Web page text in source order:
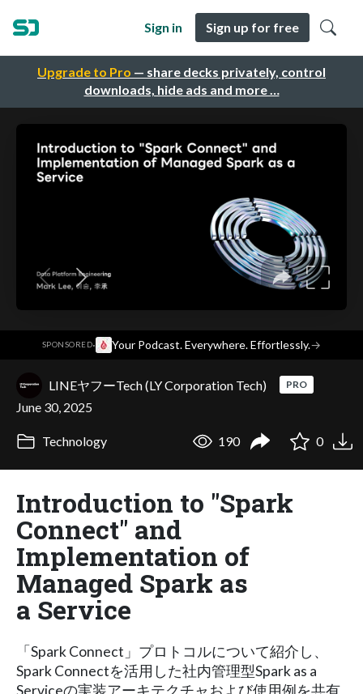
Upgrade to Pro — share decks privately, control
downloads, hide ads and more …
Sign in Sign up for free
SPONSORED· Your Podcast. Everywhere. Effortlessly.→
LINEヤフーTech (LY Corporation Tech) PRO
June 30, 2025
Technology 190 0
Introduction to "Spark
Connect" and
Implementation of
Managed Spark as
a Service
「Spark Connect」プロトコルについて紹介し、
Spark Connectを活用した社内管理型Spark as a
Serviceの実装アーキテクチャおよび使用例を共有